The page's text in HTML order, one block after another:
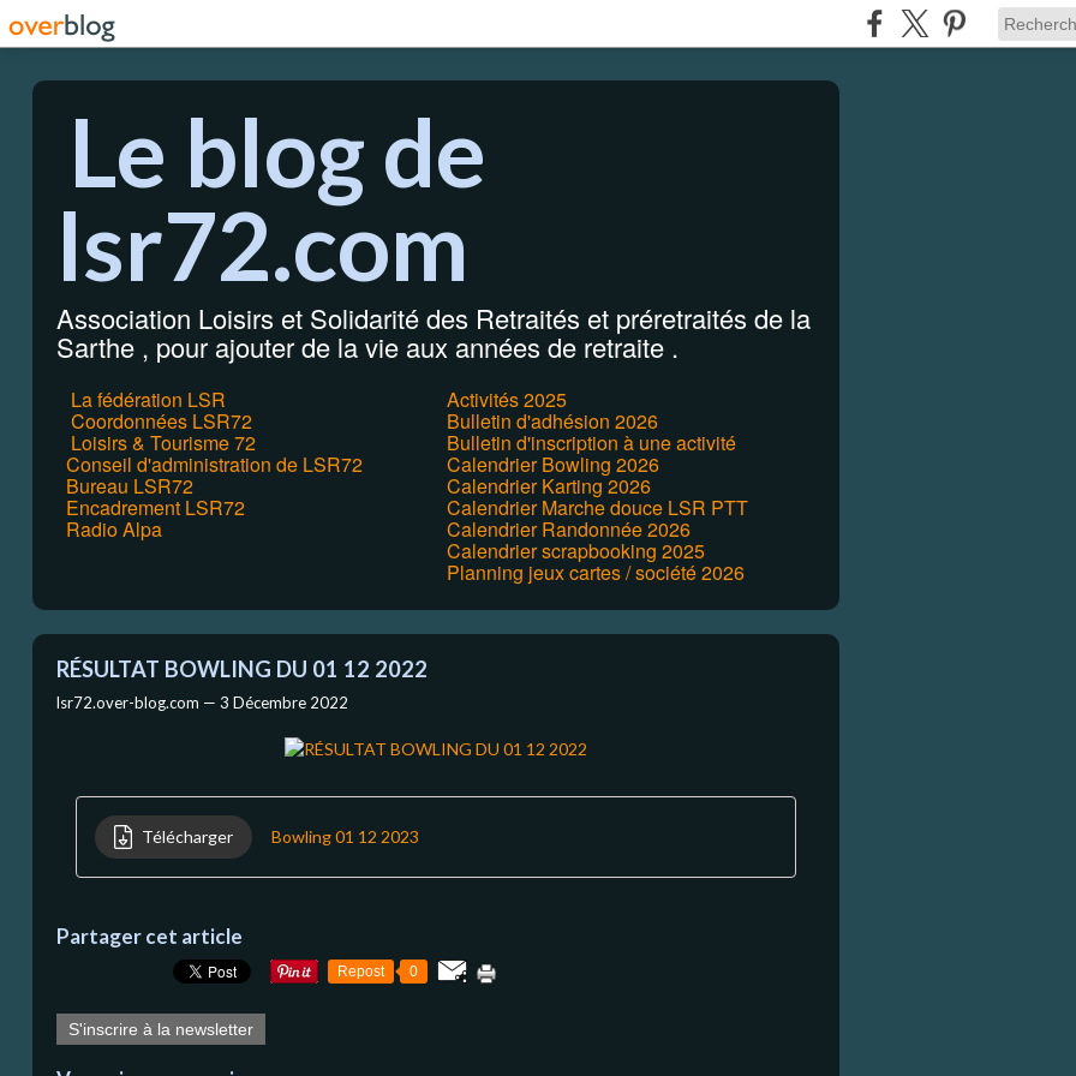
Le blog de
lsr72.com
Association Loisirs et Solidarité des Retraités et préretraités de la
Sarthe , pour ajouter de la vie aux années de retraite .
La fédération LSR
Coordonnées LSR72
Loisirs & Tourisme 72
Conseil d'administration de LSR72
Bureau LSR72
Encadrement LSR72
Radio Alpa
Activités 2025
Bulletin d'adhésion 2026
Bulletin d'inscription à une activité
Calendrier Bowling 2026
Calendrier Karting 2026
Calendrier Marche douce LSR PTT
Calendrier Randonnée 2026
Calendrier scrapbooking 2025
Planning jeux cartes / société 2026
RÉSULTAT BOWLING DU 01 12 2022
lsr72.over-blog.com — 3 Décembre 2022
Télécharger Bowling 01 12 2023
Partager cet article
Repost 0
S'inscrire à la newsletter